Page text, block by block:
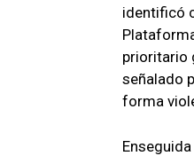
identificó
prioritario
señalado
forma